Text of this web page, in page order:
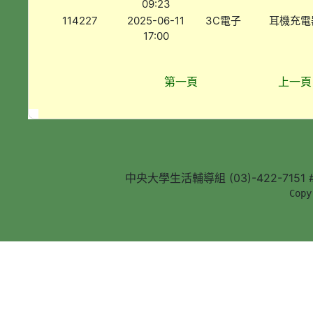
09:23
114227
2025-06-11
17:00
3C電子 耳機充電
第一頁 上一頁
中央大學生活輔導組 (03)-422-7151